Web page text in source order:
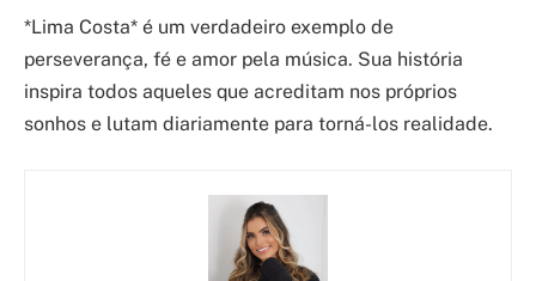
*Lima Costa* é um verdadeiro exemplo de
perseverança, fé e amor pela música. Sua história
inspira todos aqueles que acreditam nos próprios
sonhos e lutam diariamente para torná-los realidade.